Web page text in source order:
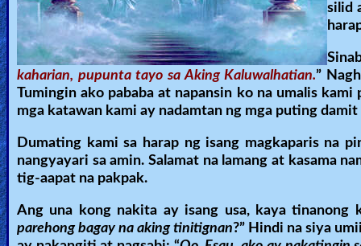
🎞
Godly
Movies
🎞
CBN
Videos
🎞
Kids
silid
kaharian, pupunta tayo sa Aking Kaluwalhatian.”
Tumingin ako pababa at napansin ko na umalis
mga katawan kami ay nadamtan ng mga puting
Dumating kami sa harap ng isang magkaparis na
nangyayari sa amin. Salamat na lamang at kasama
tig-aapat na pakpak.
Ang una kong nakita ay isang usa, kaya tinanong
parehong bagay na aking tinitignan?” Hindi na siya